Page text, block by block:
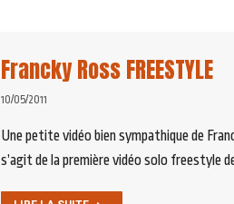
Francky Ross FREESTYLE
10/05/2011
Une petite vidéo bien sympathique de
s’agit de la première vidéo solo freestyle